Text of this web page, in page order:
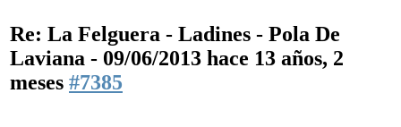
Re: La Felguera - Ladines - Pola De
Laviana - 09/06/2013 hace 13 años, 2
meses #7385